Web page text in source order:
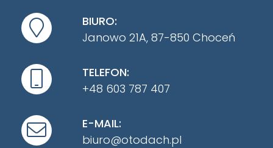
BIURO:
Janowo 21A, 87-850 Choceń
TELEFON:
+48 603 787 407
E-MAIL:
biuro@otodach.pl